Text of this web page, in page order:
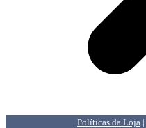
Políticas da Loja |